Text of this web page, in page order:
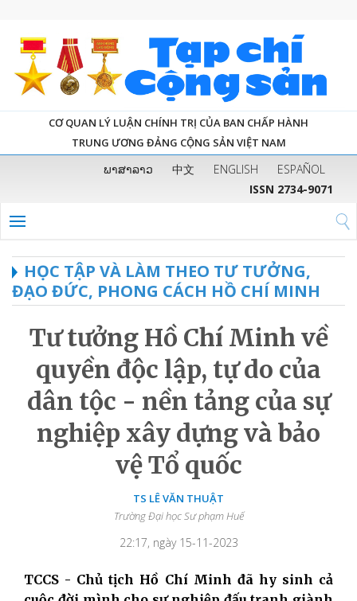
CƠ QUAN LÝ LUẬN CHÍNH TRỊ CỦA BAN CHẤP HÀNH
TRUNG ƯƠNG ĐẢNG CỘNG SẢN VIỆT NAM
ພາສາລາວ 中文 ENGLISH
ESPAÑOL
ISSN 2734-9071
HỌC TẬP VÀ LÀM THEO TƯ TƯỞNG,
ĐẠO ĐỨC, PHONG CÁCH HỒ CHÍ MINH
Tư tưởng Hồ Chí Minh về
quyền độc lập, tự do của
dân tộc - nền tảng của sự
nghiệp xây dựng và bảo
vệ Tổ quốc
TS LÊ VĂN THUẬT
Trường Đại học Sư phạm Huế
22:17, ngày 15-11-2023
TCCS - Chủ tịch Hồ Chí Minh đã hy sinh cả